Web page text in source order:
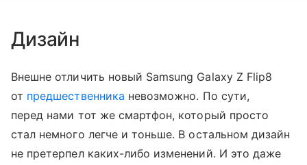
Дизайн
Внешне отличить новый Samsung Galaxy Z Flip8
от предшественника невозможно. По сути,
перед нами тот же смартфон, который просто
стал немного легче и тоньше. В остальном дизайн
не претерпел каких-либо изменений. И это даже